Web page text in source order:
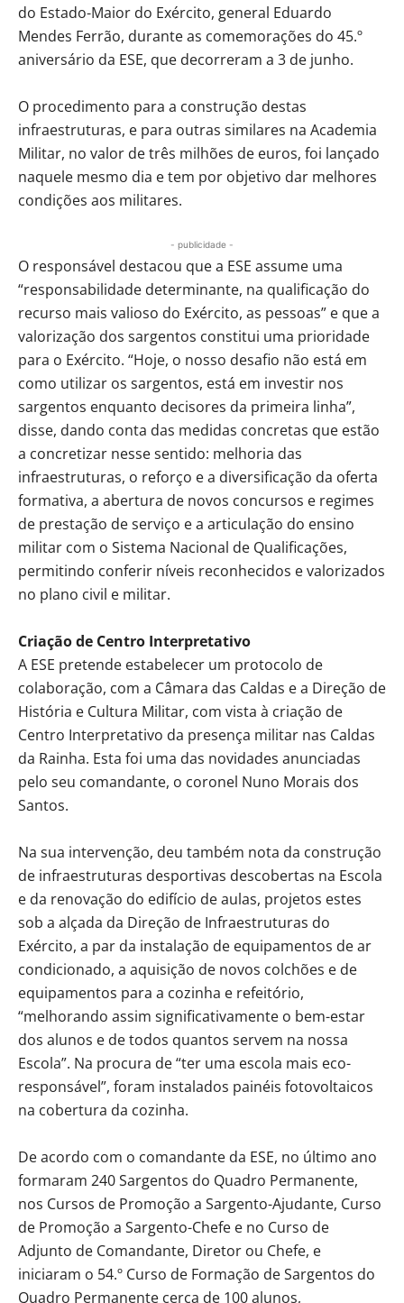
do Estado-Maior do Exército, general Eduardo
Mendes Ferrão, durante as comemorações do 45.º
aniversário da ESE, que decorreram a 3 de junho.
O procedimento para a construção destas
infraestruturas, e para outras similares na Academia
Militar, no valor de três milhões de euros, foi lançado
naquele mesmo dia e tem por objetivo dar melhores
condições aos militares.
- publicidade -
O responsável destacou que a ESE assume uma
“responsabilidade determinante, na qualificação do
recurso mais valioso do Exército, as pessoas” e que a
valorização dos sargentos constitui uma prioridade
para o Exército. “Hoje, o nosso desafio não está em
como utilizar os sargentos, está em investir nos
sargentos enquanto decisores da primeira linha”,
disse, dando conta das medidas concretas que estão
a concretizar nesse sentido: melhoria das
infraestruturas, o reforço e a diversificação da oferta
formativa, a abertura de novos concursos e regimes
de prestação de serviço e a articulação do ensino
militar com o Sistema Nacional de Qualificações,
permitindo conferir níveis reconhecidos e valorizados
no plano civil e militar.
Criação de Centro Interpretativo
A ESE pretende estabelecer um protocolo de
colaboração, com a Câmara das Caldas e a Direção de
História e Cultura Militar, com vista à criação de
Centro Interpretativo da presença militar nas Caldas
da Rainha. Esta foi uma das novidades anunciadas
pelo seu comandante, o coronel Nuno Morais dos
Santos.
Na sua intervenção, deu também nota da construção
de infraestruturas desportivas descobertas na Escola
e da renovação do edifício de aulas, projetos estes
sob a alçada da Direção de Infraestruturas do
Exército, a par da instalação de equipamentos de ar
condicionado, a aquisição de novos colchões e de
equipamentos para a cozinha e refeitório,
“melhorando assim significativamente o bem-estar
dos alunos e de todos quantos servem na nossa
Escola”. Na procura de “ter uma escola mais eco-
responsável”, foram instalados painéis fotovoltaicos
na cobertura da cozinha.
De acordo com o comandante da ESE, no último ano
formaram 240 Sargentos do Quadro Permanente,
nos Cursos de Promoção a Sargento-Ajudante, Curso
de Promoção a Sargento-Chefe e no Curso de
Adjunto de Comandante, Diretor ou Chefe, e
iniciaram o 54.º Curso de Formação de Sargentos do
Quadro Permanente cerca de 100 alunos,